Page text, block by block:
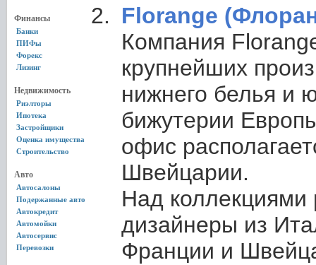
Финансы
Банки
ПИФы
Форекс
Лизинг
Недвижимость
Риэлторы
Ипотека
Застройщики
Оценка имущества
Строительство
Авто
Автосалоны
Подержанные авто
Автокредит
Автомойки
Автосервис
Перевозки
Florange
Компания
крупнейших
нижнего белья и
бижутерии
офис
Швейцарии.
Над коллекциями
дизайнеры из
Франции и